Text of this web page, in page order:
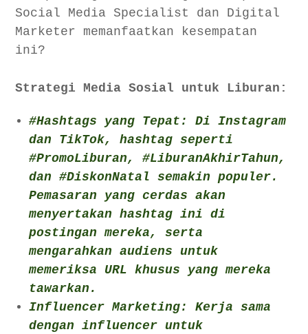
Social Media Specialist dan Digital
Marketer memanfaatkan kesempatan
ini?
Strategi Media Sosial untuk Liburan:
#Hashtags yang Tepat: Di Instagram
dan TikTok, hashtag seperti
#PromoLiburan, #LiburanAkhirTahun,
dan #DiskonNatal semakin populer.
Pemasaran yang cerdas akan
menyertakan hashtag ini di
postingan mereka, serta
mengarahkan audiens untuk
memeriksa URL khusus yang mereka
tawarkan.
Influencer Marketing: Kerja sama
dengan influencer untuk